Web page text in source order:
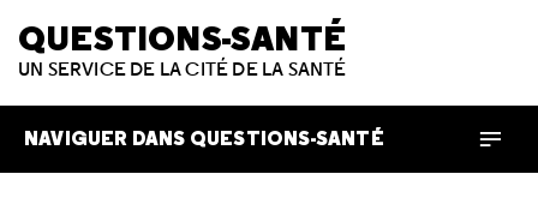
QUESTIONS-SANTÉ
UN SERVICE DE LA CITÉ DE LA SANTÉ
NAVIGUER DANS QUESTIONS-SANTÉ